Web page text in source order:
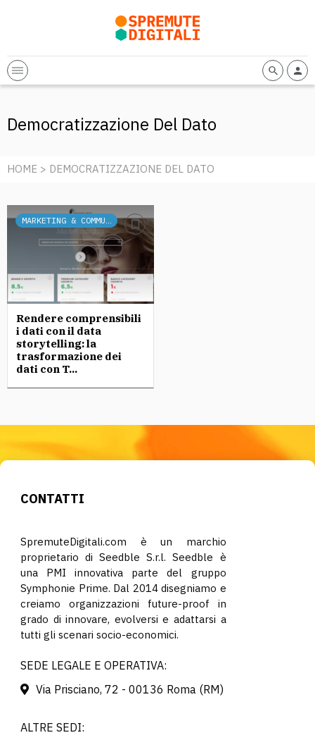
Democratizzazione Del Dato
HOME > DEMOCRATIZZAZIONE DEL DATO
MARKETING & COMMUNICATION
Rendere comprensibili
i dati con il data
storytelling: la
trasformazione dei
dati con T...
CONTATTI
SpremuteDigitali.com è un marchio
proprietario di Seedble S.r.l. Seedble è
una PMI innovativa parte del gruppo
Symphonie Prime. Dal 2014 disegniamo e
creiamo organizzazioni future-proof in
grado di innovare, evolversi e adattarsi a
tutti gli scenari socio-economici.
SEDE LEGALE E OPERATIVA:
Via Prisciano, 72 - 00136 Roma (RM)
ALTRE SEDI: